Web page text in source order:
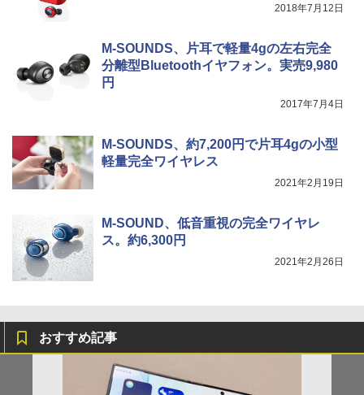
2018年7月12日
M-SOUNDS、片耳で軽量4gの左右完全
分離型Bluetoothイヤフォン。実売9,980
円
2017年7月4日
M-SOUNDS、約7,200円で片耳4gの小型
軽量完全ワイヤレス
2021年2月19日
M-SOUND、低音重視の完全ワイヤレ
ス。約6,300円
2021年2月26日
おすすめ記事